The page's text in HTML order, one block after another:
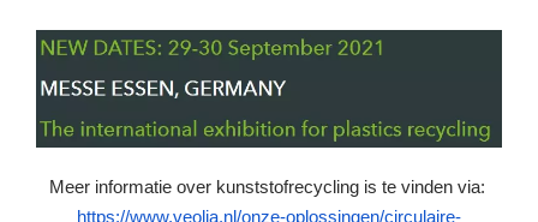
https://www.veolia.nl/onze-oplossingen/circulaire-